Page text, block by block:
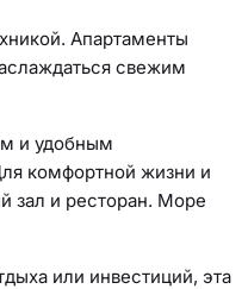
Апартаменты
свежим
и удобным
комфортной жизни и
зал и ресторан. Море
или инвестиций, эта